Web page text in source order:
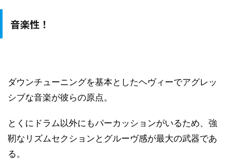
音楽性！
ダウンチューニングを基本としたヘヴィーでアグレッ
シブな音楽が彼らの原点。
とくにドラム以外にもパーカッションがいるため、強
靭なリズムセクションとグルーヴ感が最大の武器であ
る。